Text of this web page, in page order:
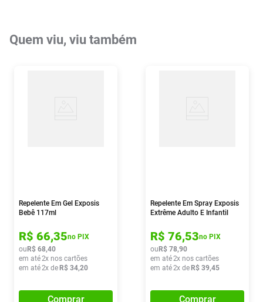
Quem viu, viu também
Repelente Em Gel Exposis
Bebê 117ml
R$ 66,35no PIX
ou R$ 68,40
em até2x nos cartões
em até2x de R$ 34,20
Comprar
Repelente Em Spray Exposis
Extrême Adulto E Infantil
R$ 76,53no PIX
ou R$ 78,90
em até2x nos cartões
em até2x de R$ 39,45
Comprar